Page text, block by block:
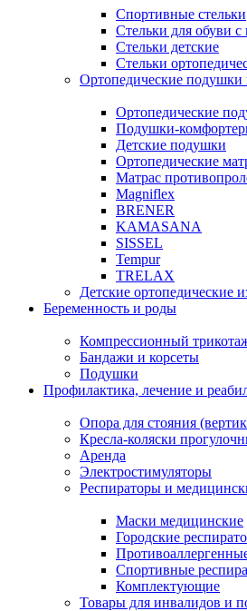
Спортивные стельки
Стельки для обуви с
Стельки детские
Стельки
Ортопедические подушки
Ортопедические
Подушки-
Детские подушки
Ортопедические
Матрас
Magniflex
BRENER
KAMASANA
SISSEL
Tempur
TRELAX
Детские ортопедические
Беременность и роды
Компрессионный
Бандажи и корсеты
Подушки
Профилактика, лечение и
Опора для стояния
Кресла-коляски
Аренда
Электростимуляторы
Респираторы и
Маски медицинские
Городские
Спортивные
Комплектующие
Товары для инвалидов и